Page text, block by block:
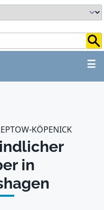
☰
HAUPTBEREICH
KÖPENICK
in